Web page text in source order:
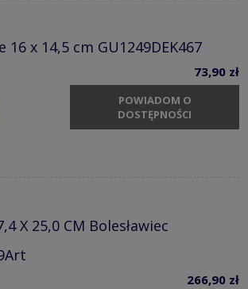
16 x 14,5 cm GU1249DEK467
73,90 zł
POWIADOM O
DOSTĘPNOŚCI
X 25,0 CM Bolesławiec
266,90 zł